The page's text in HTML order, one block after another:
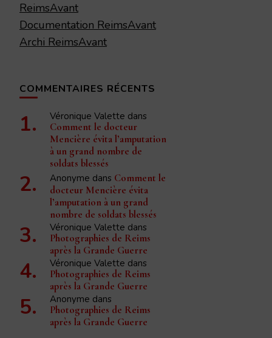
ReimsAvant
Documentation ReimsAvant
Archi ReimsAvant
COMMENTAIRES RÉCENTS
Véronique Valette dans
Comment le docteur
Mencière évita l’amputation
à un grand nombre de
soldats blessés
Anonyme dans Comment le
docteur Mencière évita
l’amputation à un grand
nombre de soldats blessés
Véronique Valette dans
Photographies de Reims
après la Grande Guerre
Véronique Valette dans
Photographies de Reims
après la Grande Guerre
Anonyme dans
Photographies de Reims
après la Grande Guerre